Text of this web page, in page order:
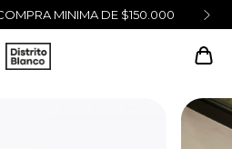
MINIMA DE $150.000